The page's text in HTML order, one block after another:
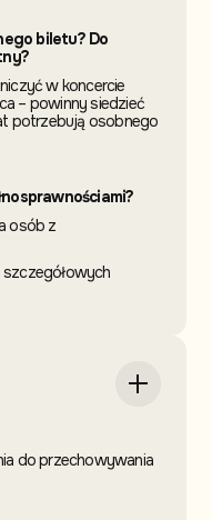
biletu? Do
w koncercie
– powinny siedzieć
potrzebują osobnego
osób z
do przechowywania